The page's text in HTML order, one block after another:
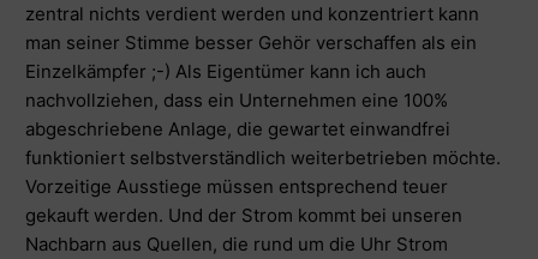
zentral nichts verdient werden und konzentriert kann
man seiner Stimme besser Gehör verschaffen als ein
Einzelkämpfer ;-) Als Eigentümer kann ich auch
nachvollziehen, dass ein Unternehmen eine 100%
abgeschriebene Anlage, die gewartet einwandfrei
funktioniert selbstverständlich weiterbetrieben möchte.
Vorzeitige Ausstiege müssen entsprechend teuer
gekauft werden. Und der Strom kommt bei unseren
Nachbarn aus Quellen, die rund um die Uhr Strom